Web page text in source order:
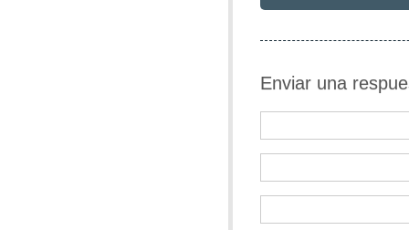
Enviar una